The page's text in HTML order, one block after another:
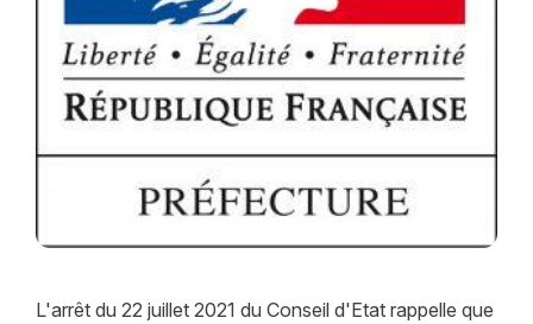
L'arrêt du 22 juillet 2021 du Conseil d'Etat rappelle que